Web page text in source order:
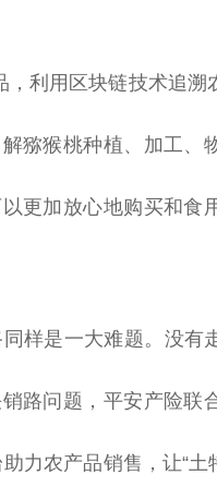
，利用 区块链技术追溯
猕猴桃种植、加工、
更加放心地购买和食
同样是一大难题。没
路问题， 平安产险联
助力农产品销售，让“